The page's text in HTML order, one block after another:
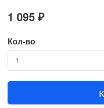
1 095 ₽
Кол-во